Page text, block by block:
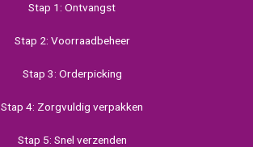
Stap 1: Ontvangst
Stap 2: Voorraadbeheer
Stap 3: Orderpicking
Stap 4: Zorgvuldig verpakken
Stap 5: Snel verzenden